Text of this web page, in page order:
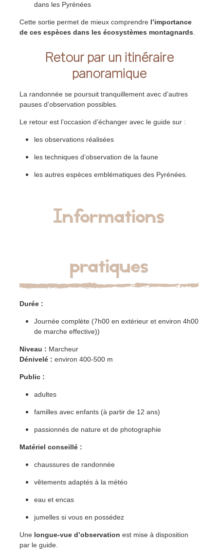
dans les Pyrénées
Cette sortie permet de mieux comprendre l’importance
de ces espèces dans les écosystèmes montagnards
Retour par un itinéraire
panoramique
La randonnée se poursuit tranquillement avec d’autres
pauses d’observation possibles.
Le retour est l’occasion d’échanger avec le guide sur :
les observations réalisées
les techniques d’observation de la faune
les autres espèces emblématiques des Pyrénées.
Informations
pratiques
Durée :
Journée complète (7h00 en extérieur et environ 4h00
de marche effective))
Niveau : Marcheur
Dénivelé : environ 400-500 m
Public :
adultes
familles avec enfants (à partir de 12 ans)
passionnés de nature et de photographie
Matériel conseillé :
chaussures de randonnée
vêtements adaptés à la météo
eau et encas
jumelles si vous en possédez
Une longue-vue d’observation est mise à disposition
par le guide.